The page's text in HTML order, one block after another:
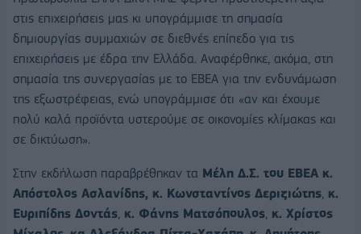
στις επιχειρήσεις μας κι υπογράμμισε τη σημασία
δημιουργίας συμμαχιών σε διεθνές επίπεδο για τις
επιχειρήσεις με έδρα την Ελλάδα. Αναφέρθηκε, ακόμα, στη
σημασία της συνεργασίας με το ΕΒΕΑ για την ενδυνάμωση
της εξωστρέφειας, ενώ υπογράμμισε ότι «αν και έχουμε
πολύ καλά προϊόντα υστερούμε σε οικονομίες κλίμακας και
σε δικτύωση».
Στην εκδήλωση παραβρέθηκαν τα Μέλη Δ.Σ. του ΕΒΕΑ κ.
Απόστολος Ασλανίδης, κ. Κωνσταντίνος Δεριζιώτης, κ.
Ευριπίδης Δοντάς, κ. Φάνης Ματσόπουλος, κ. Χρίστος